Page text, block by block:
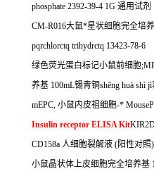
phosphate 2392-39-4 1G 通用试剂
CM-R016大鼠*星状细胞完全培
pqrchlorctq trihydrctq 13423-78-6
绿色荧光蛋白标记小鼠前细胞
养基 100mL锡青铜shēng huà shì jì
mEPC, 小鼠内皮祖细胞-*
Insulin receptor ELISA Kit
CD158a 人细胞裂解液 (阳性对照)
小鼠晶状体上皮细胞完全培养基